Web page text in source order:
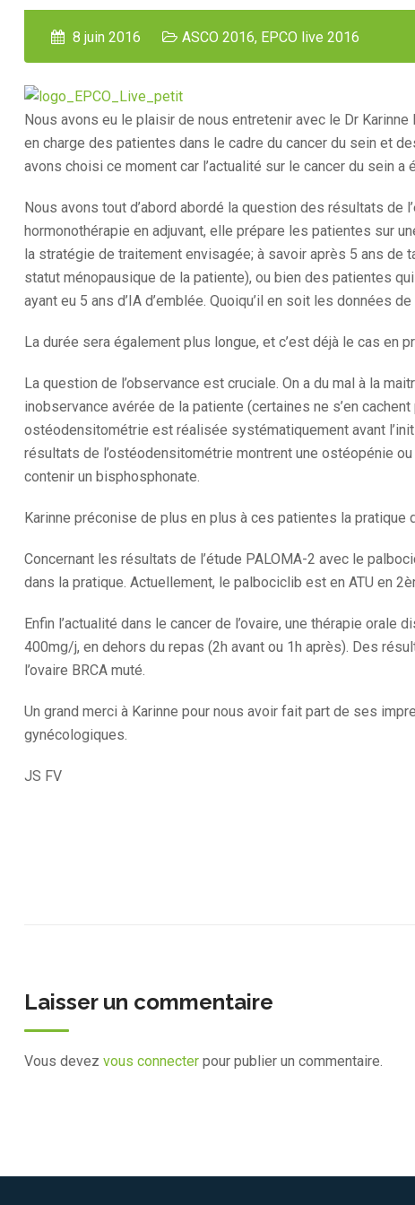
8 juin 2016 ASCO 2016, EPCO live 2016
Nous avons eu le plaisir de nous entretenir avec le Dr
en charge des patientes dans le cadre du cancer du sein et
avons choisi ce moment car l’actualité sur le cancer du sein
Nous avons tout d’abord abordé la question des résultats de
hormonothérapie en adjuvant, elle prépare les patientes sur
la stratégie de traitement envisagée; à savoir après 5 ans de
statut ménopausique de la patiente), ou bien des patientes
ayant eu 5 ans d’IA d’emblée. Quoiqu’il en soit les données
La durée sera également plus longue, et c’est déjà le cas en
La question de l’observance est cruciale. On a du mal à la
inobservance avérée de la patiente (certaines ne s’en
ostéodensitométrie est réalisée systématiquement avant
résultats de l’ostéodensitométrie montrent une ostéopénie
contenir un bisphosphonate.
Karinne préconise de plus en plus à ces patientes la pratique
Concernant les résultats de l’étude PALOMA-2 avec le
dans la pratique. Actuellement, le palbociclib est en ATU en
Enfin l’actualité dans le cancer de l’ovaire, une thérapie
400mg/j, en dehors du repas (2h avant ou 1h après). Des
l’ovaire BRCA muté.
Un grand merci à Karinne pour nous avoir fait part de ses
gynécologiques.
JS FV
Laisser un commentaire
Vous devez vous connecter pour publier un commentaire.